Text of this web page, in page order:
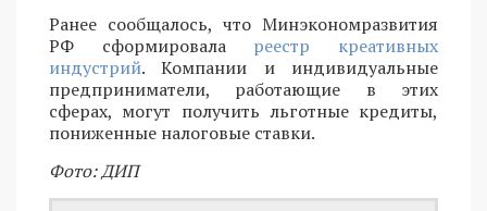
Ранее сообщалось, что Минэкономразвития
РФ сформировала реестр креативных
индустрий. Компании и индивидуальные
предприниматели, работающие в этих
сферах, могут получить льготные кредиты,
пониженные налоговые ставки.
Фото: ДИП